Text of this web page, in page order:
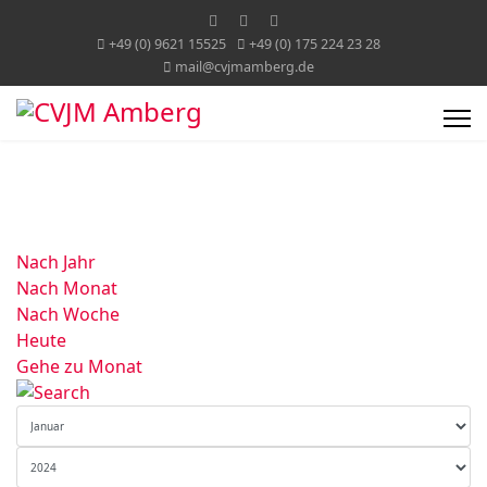
+49 (0) 9621 15525
+49 (0) 175 224 23 28
mail@cvjmamberg.de
Nach Jahr
Nach Monat
Nach Woche
Heute
Gehe zu Monat